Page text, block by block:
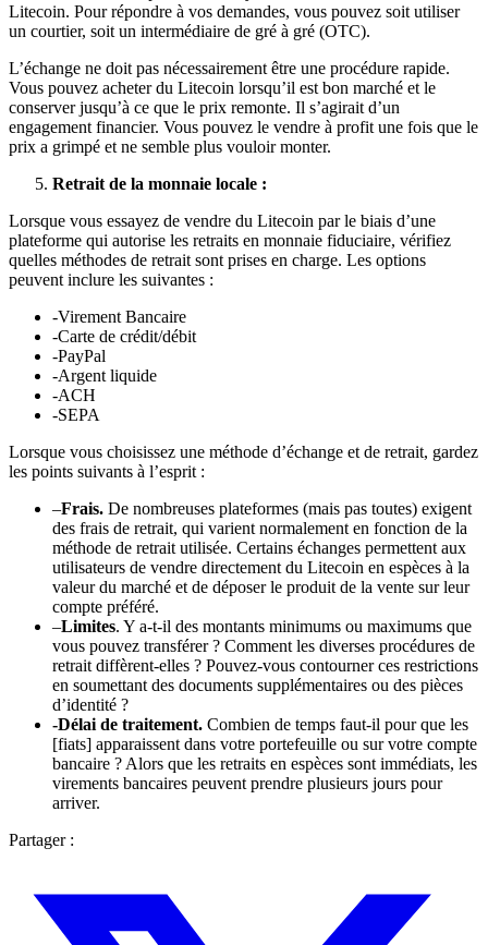
Litecoin. Pour répondre à vos demandes, vous pouvez soit utiliser
un courtier, soit un intermédiaire de gré à gré (OTC).
L’échange ne doit pas nécessairement être une procédure rapide.
Vous pouvez acheter du Litecoin lorsqu’il est bon marché et le
conserver jusqu’à ce que le prix remonte. Il s’agirait d’un
engagement financier. Vous pouvez le vendre à profit une fois que le
prix a grimpé et ne semble plus vouloir monter.
Retrait de la monnaie locale :
Lorsque vous essayez de vendre du Litecoin par le biais d’une
plateforme qui autorise les retraits en monnaie fiduciaire, vérifiez
quelles méthodes de retrait sont prises en charge. Les options
peuvent inclure les suivantes :
-Virement Bancaire
-Carte de crédit/débit
-PayPal
-Argent liquide
-ACH
-SEPA
Lorsque vous choisissez une méthode d’échange et de retrait, gardez
les points suivants à l’esprit :
–Frais. De nombreuses plateformes (mais pas toutes) exigent
des frais de retrait, qui varient normalement en fonction de la
méthode de retrait utilisée. Certains échanges permettent aux
utilisateurs de vendre directement du Litecoin en espèces à la
valeur du marché et de déposer le produit de la vente sur leur
compte préféré.
–Limites. Y a-t-il des montants minimums ou maximums que
vous pouvez transférer ? Comment les diverses procédures de
retrait diffèrent-elles ? Pouvez-vous contourner ces restrictions
en soumettant des documents supplémentaires ou des pièces
d’identité ?
-Délai de traitement. Combien de temps faut-il pour que les
[fiats] apparaissent dans votre portefeuille ou sur votre compte
bancaire ? Alors que les retraits en espèces sont immédiats, les
virements bancaires peuvent prendre plusieurs jours pour
arriver.
Partager :